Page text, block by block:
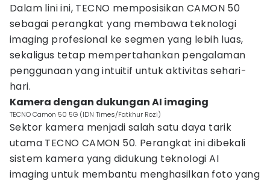
Dalam lini ini, TECNO memposisikan CAMON 50
sebagai perangkat yang membawa teknologi
imaging profesional ke segmen yang lebih luas,
sekaligus tetap mempertahankan pengalaman
penggunaan yang intuitif untuk aktivitas sehari-
hari.
Kamera dengan dukungan AI imaging
TECNO Camon 50 5G (IDN Times/Fatkhur Rozi)
Sektor kamera menjadi salah satu daya tarik
utama TECNO CAMON 50. Perangkat ini dibekali
sistem kamera yang didukung teknologi AI
imaging untuk membantu menghasilkan foto yang